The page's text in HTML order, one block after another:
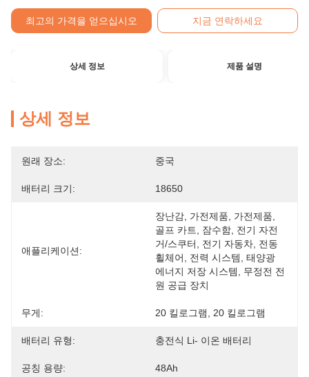
최고의 가격을 얻으십시오 지금 연락하세요
상세 정보 제품 설명
상세 정보
원래 장소: 중국
배터리 크기: 18650
애플리케이션:
장난감, 가전제품, 가전제품,
골프 카트, 잠수함, 전기 자전
거/스쿠터, 전기 자동차, 전동
휠체어, 전력 시스템, 태양광
에너지 저장 시스템, 무정전 전
원 공급 장치
무게: 20 킬로그램, 20 킬로그램
배터리 유형: 충전식 Li- 이온 배터리
공칭 용량: 48Ah